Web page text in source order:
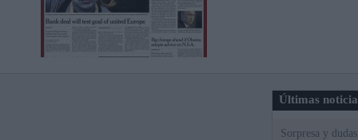
Últimas
Sorpresa y